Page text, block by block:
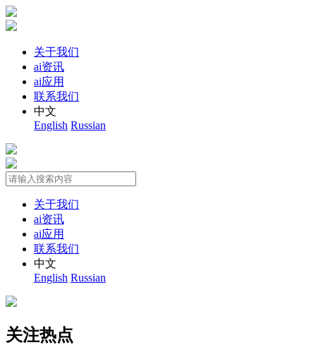
关于我们
ai资讯
ai应用
联系我们
中文
English Russian
关于我们
ai资讯
ai应用
联系我们
中文
English Russian
关注热点